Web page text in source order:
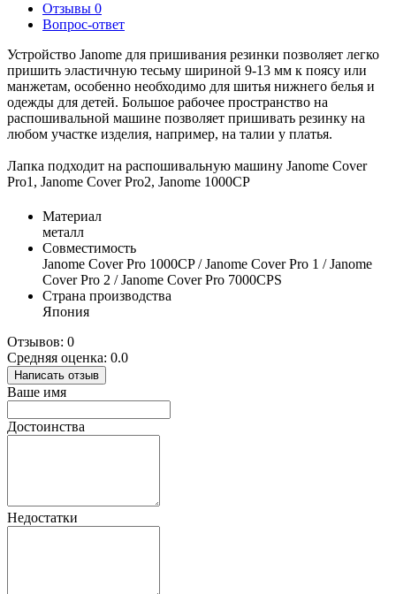
Отзывы 0
Вопрос-ответ
Устройство Janome для пришивания резинки позволяет легко
пришить эластичную тесьму шириной 9-13 мм к поясу или
манжетам, особенно необходимо для шитья нижнего белья и
одежды для детей. Большое рабочее пространство на
распошивальной машине позволяет пришивать резинку на
любом участке изделия, например, на талии у платья.
Лапка подходит на распошивальную машину Janome Cover
Pro1, Janome Cover Pro2, Janome 1000CP
Материал
металл
Совместимость
Janome Cover Pro 1000CP / Janome Cover Pro 1 / Janome
Cover Pro 2 / Janome Cover Pro 7000CPS
Страна производства
Япония
Отзывов: 0
Средняя оценка: 0.0
Написать отзыв
Ваше имя
Достоинства
Недостатки